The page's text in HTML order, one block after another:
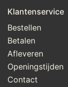
Klantenservice
Bestellen
Betalen
Afleveren
Openingstijden
Contact